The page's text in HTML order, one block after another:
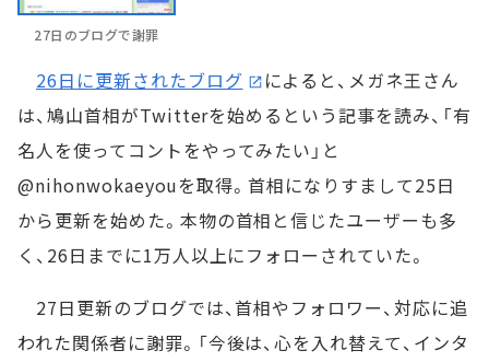
27日のブログで謝罪
26日に更新されたブログ
によると、メガネ王さん
は、鳩山首相がTwitterを始めるという記事を読み、「有
名人を使ってコントをやってみたい」と
@nihonwokaeyouを取得。首相になりすまして25日
から更新を始めた。本物の首相と信じたユーザーも多
く、26日までに1万人以上にフォローされていた。
27日更新のブログでは、首相やフォロワー、対応に追
われた関係者に謝罪。「今後は、心を入れ替えて、インタ